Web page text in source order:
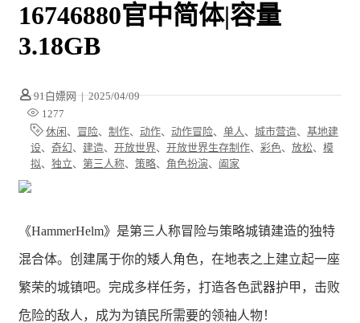
16746880官中简体|容量
3.18GB
91白嫖网 | 2025/04/09
1277
休闲 、 冒险、 制作、 动作、 动作冒险、 单人 、 城市营造、 基地建
设、 奇幻、 建造、 开放世界、 开放世界生存制作、 彩色、 放松、 模
拟、 独立、 第三人称、 策略、 角色扮演、 阖家
《HammerHelm》是第三人称冒险与策略城镇建造的独特
混合体。创建属于你的矮人角色，在地表之上建立起一座
繁荣的城镇吧。完成多样任务，打造各色武器护甲，击败
危险的敌人，成为为镇民所需要的领袖人物！